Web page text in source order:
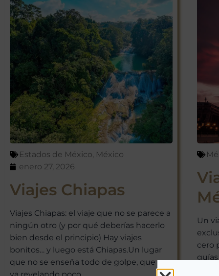
Estados de México, México
enero 27, 2026
Viajes Chiapas
Viajes Chiapas: el viaje que no se parece a
ningún otro (y por qué deberías hacerlo
bien desde el principio) Hay viajes
bonitos… y luego está Chiapas.Un lugar
que no se enseña todo de golpe, que se
Un
cero